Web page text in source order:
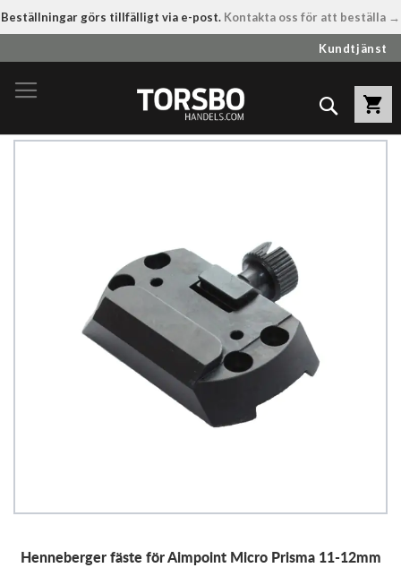
Beställningar görs tillfälligt via e-post. Kontakta oss för att beställa →
till
innehållet
Kundtjänst
Sök
tillHenneberger fäste för Aimpoint Micro Prisma 11-12mm